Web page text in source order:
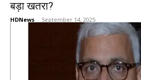
बड़ा खतरा?
HDNews - September 14, 2025